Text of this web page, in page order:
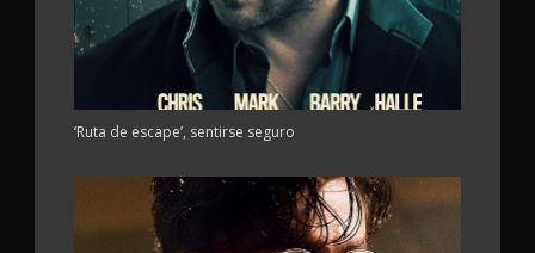
‘Ruta de escape’, sentirse seguro